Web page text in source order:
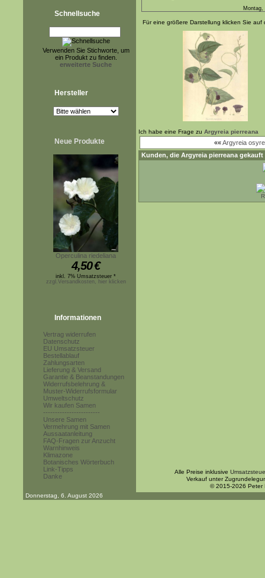
Schnellsuche
Verwenden Sie Stichworte, um
ein Produkt zu finden.
erweiterte Suche
Hersteller
Neue Produkte
Operculina riedeliana
4,50€
inkl. 7% Umsatzsteuer *
zzgl.Versandkosten, hier klicken
Informationen
Vertrag widerrufen
Datenschutz
EU Umsatzsteuer
Bestellablauf
Zahlungsarten
Lieferung & Versand
Garantie & Beanstandungen
Widerrufsbelehrung &
Muster-Widerrufsformular
Umweltschutz
Wir kaufen Samen
------------------------
Unsere Samen
Vermehrung mit Samen
Aussaatanleitung
FAQ-Fragen zur Anzucht
Warnhinweis
Klimazone
Botanisches Wörterbuch
Link-Tipps
Danke
Montag,
Für eine größere Darstellung klicken Sie auf
Ich habe eine Frage zu Argyreia pierreana
««Argyreia
Kunden, die Argyreia pierreana gekauft
Alle Preise inklusive
Verkauf unter
© 2015-2026 Peter
Donnerstag, 6. August 2026